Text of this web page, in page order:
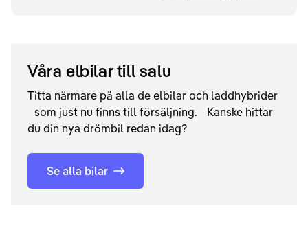
Våra elbilar till salu
Titta närmare på alla de elbilar och laddhybrider
som just nu finns till försäljning. Kanske hittar
du din nya drömbil redan idag?
Se alla bilar